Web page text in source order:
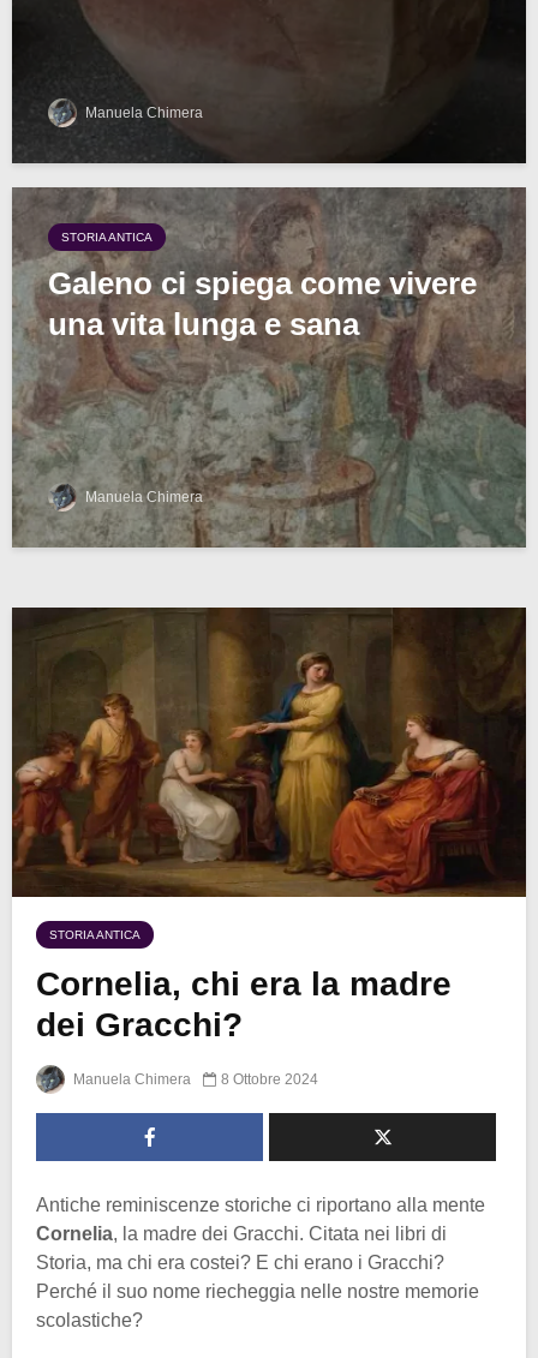
Manuela Chimera
STORIA ANTICA
Galeno ci spiega come vivere
una vita lunga e sana
Manuela Chimera
STORIA ANTICA
Cornelia, chi era la madre
dei Gracchi?
Manuela Chimera 8 Ottobre 2024
Antiche reminiscenze storiche ci riportano alla mente
Cornelia, la madre dei Gracchi. Citata nei libri di
Storia, ma chi era costei? E chi erano i Gracchi?
Perché il suo nome riecheggia nelle nostre memorie
scolastiche?